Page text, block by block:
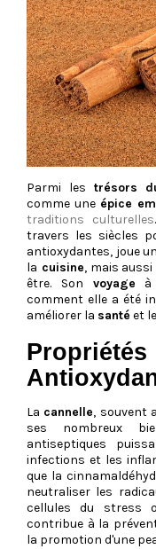
Parmi les trésors
comme une épice
traditions culturelles
travers les siècles
antioxydantes, joue
la cuisine, mais
être. Son voyage à
comment elle a été
améliorer la santé et le
La cannelle, souvent
ses nombreux
antiseptiques
infections et les
que la
neutraliser les
cellules du stress
contribue à la
la promotion d'une